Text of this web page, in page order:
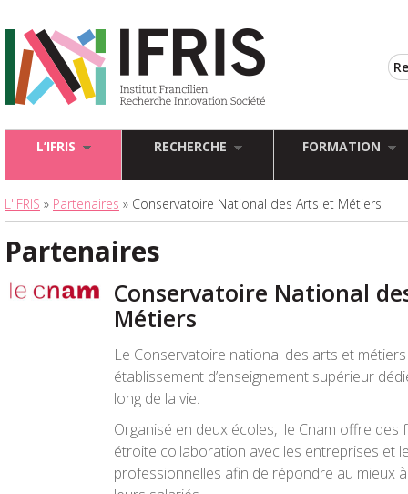
L’IFRIS RECHERCHE FORMATION
L'IFRIS » Partenaires » Conservatoire National des Arts et Métiers
Partenaires
Conservatoire National
Métiers
Le Conservatoire national des arts et
établissement d’enseignement supérieur
long de la vie.
Organisé en deux écoles, le Cnam offre des
étroite collaboration avec les entreprises et
professionnelles afin de répondre au mieux